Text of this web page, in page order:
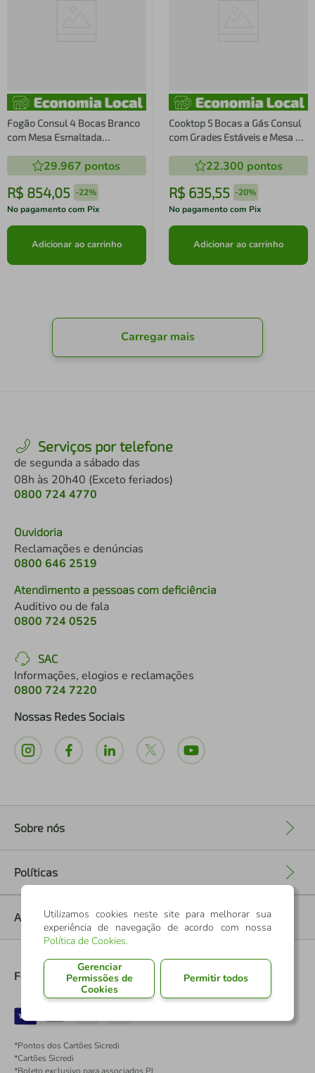
Fogão Consul 4 Bocas Branco
com Mesa Esmaltada
29.967 pontos
R$ 854,05 -22%
No pagamento com Pix
Adicionar ao carrinho
Cooktop 5 Bocas a Gás Consul
com Grades Estáveis e Mesa de
22.300 pontos
R$ 635,55 -20%
No pagamento com Pix
Adicionar ao carrinho
Carregar mais
Serviços por telefone
de segunda a sábado das
08h às 20h40 (Exceto feriados)
0800 724 4770
Ouvidoria
Reclamações e denúncias
0800 646 2519
Atendimento a pessoas com deficiência
Auditivo ou de fala
0800 724 0525
SAC
Informações, elogios e reclamações
0800 724 7220
Nossas Redes Sociais
Sobre nós
Políticas
Ajuda
Formas de Pagamento
*Pontos dos Cartões Sicredi
*Cartões Sicredi
Utilizamos cookies neste site para melhorar sua
experiência de navegação de acordo com nossa
Política de Cookies.
Gerenciar
Permissões de
Cookies
Permitir todos